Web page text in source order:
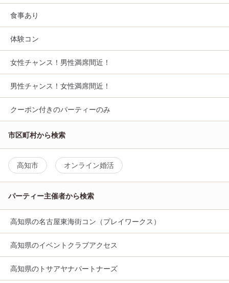
食事あり
体験コン
女性チャンス！男性満席間近！
男性チャンス！女性満席間近！
クーポン付きのパーティーのみ
市区町村から検索
高知市 オンライン婚活
パーティー主催者から検索
高知県の名古屋東海街コン（プレイワークス）
高知県のイベントクラブアクセス
高知県のトサアヤナパートナーズ